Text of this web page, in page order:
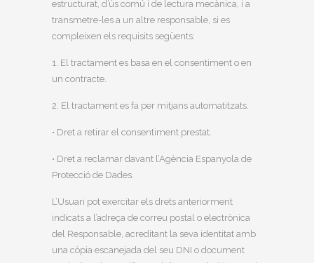
estructurat, d’ús comú i de lectura mecànica, i a
transmetre-les a un altre responsable, si es
compleixen els requisits següents:
1. El tractament es basa en el consentiment o en
un contracte.
2. El tractament es fa per mitjans automatitzats.
• Dret a retirar el consentiment prestat.
• Dret a reclamar davant l’Agència Espanyola de
Protecció de Dades.
L’Usuari pot exercitar els drets anteriorment
indicats a l’adreça de correu postal o electrònica
del Responsable, acreditant la seva identitat amb
una còpia escanejada del seu DNI o document